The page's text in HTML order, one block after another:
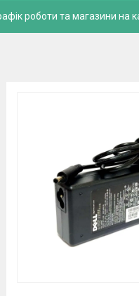
роботи та магазини на